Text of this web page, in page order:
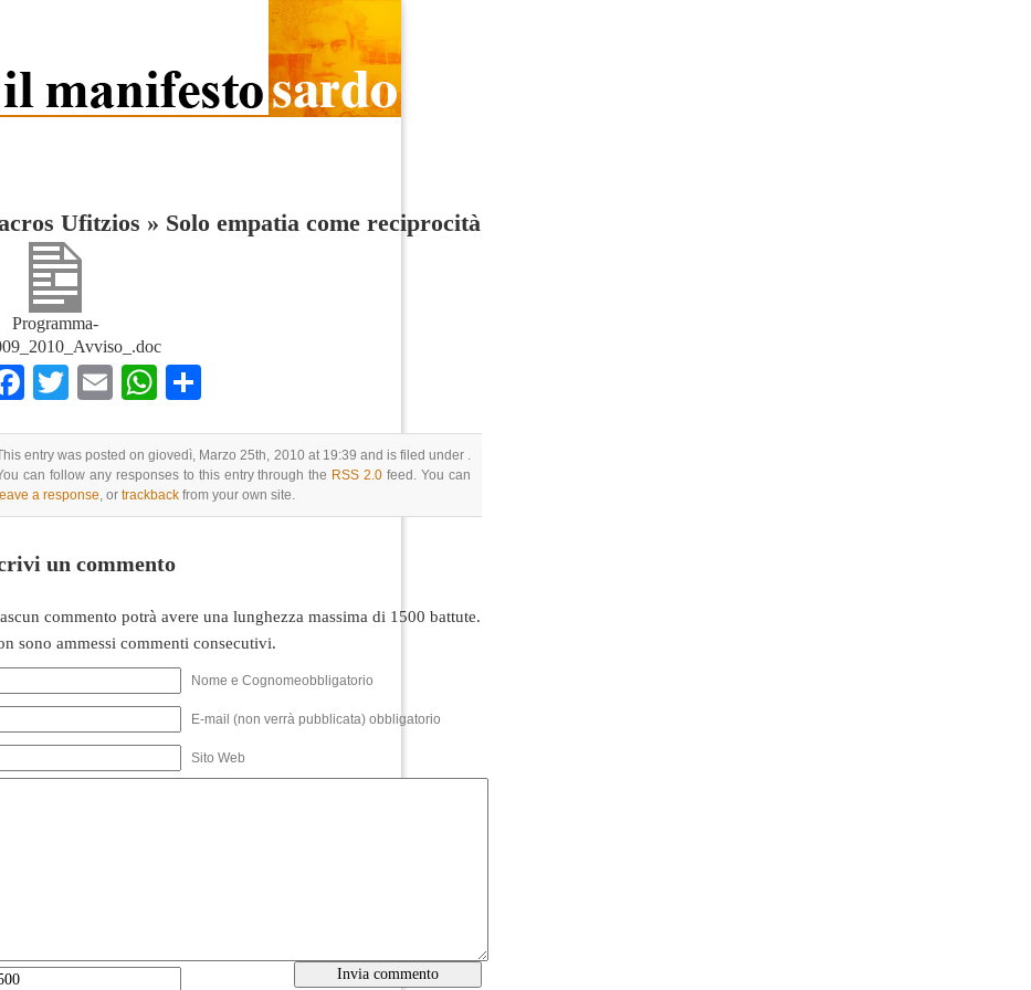
Ufitzios » Solo empatia come reciprocità
Programma-
Facebook
TwitterEmailWhatsApp
entry was posted on giovedì, Marzo 25th, 2010 at 19:39 and is filed under .
can follow any responses to this entry through the RSS 2.0 feed. You can
leave a response, or trackback from your own site.
un commento
commento potrà avere una lunghezza massima di 1500 battute.
sono ammessi commenti consecutivi.
Nome e Cognomeobbligatorio
E-mail (non verrà pubblicata) obbligatorio
Sito Web